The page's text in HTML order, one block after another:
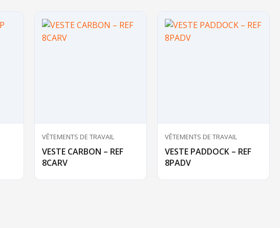
VÊTEMENTS DE TRAVAIL
VESTE CARBON – REF
8CARV
VÊTEMENTS DE TRAVAIL
VESTE PADDOCK – REF
8PADV